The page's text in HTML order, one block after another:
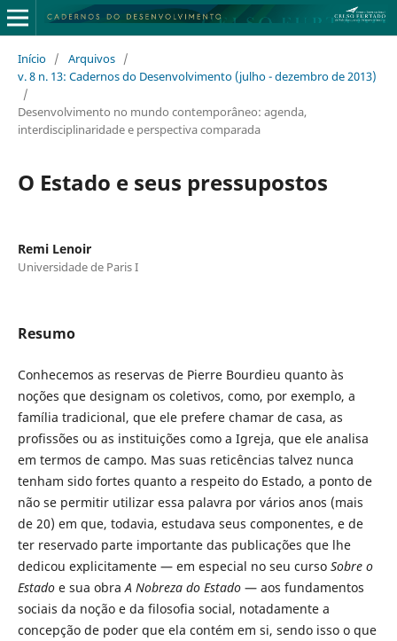
Início / Arquivos /
v. 8 n. 13: Cadernos do Desenvolvimento (julho - dezembro de 2013)
/
Desenvolvimento no mundo contemporâneo: agenda,
interdisciplinaridade e perspectiva comparada
O Estado e seus pressupostos
Remi Lenoir
Universidade de Paris I
Resumo
Conhecemos as reservas de Pierre Bourdieu quanto às
noções que designam os coletivos, como, por exemplo, a
família tradicional, que ele prefere chamar de casa, as
profissões ou as instituições como a Igreja, que ele analisa
em termos de campo. Mas suas reticências talvez nunca
tenham sido fortes quanto a respeito do Estado, a ponto de
não se permitir utilizar essa palavra por vários anos (mais
de 20) em que, todavia, estudava seus componentes, e de
ter reservado parte importante das publicações que lhe
dedicou explicitamente — em especial no seu curso Sobre o
Estadoe sua obraA Nobreza do Estado— aos fundamentos
sociais da noção e da filosofia social, notadamente a
concepção de poder que ela contém em si, sendo isso o que